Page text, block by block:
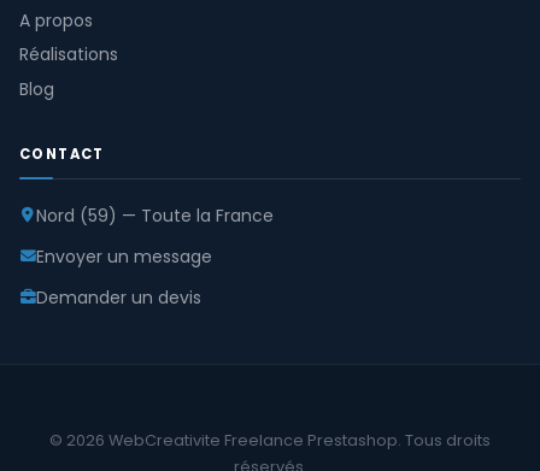
A propos
Réalisations
Blog
CONTACT
Nord (59) — Toute la France
Envoyer un message
Demander un devis
© 2026 WebCreativite Freelance Prestashop. Tous droits